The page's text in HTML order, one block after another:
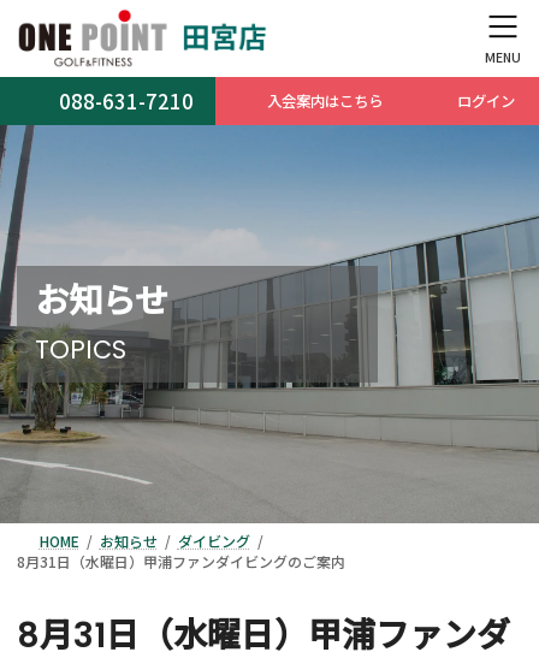
ン
へ
ス
キ
ッ
プ
ー
ョ
ン
に
移
動
088-631-7210 入会案内はこちら ログイン
お知らせ
TOPICS
HOME お知らせ
ダイビング
8月31日（水曜日）甲浦ファンダイビングのご案内
8月31日（水曜日）甲浦ファンダ